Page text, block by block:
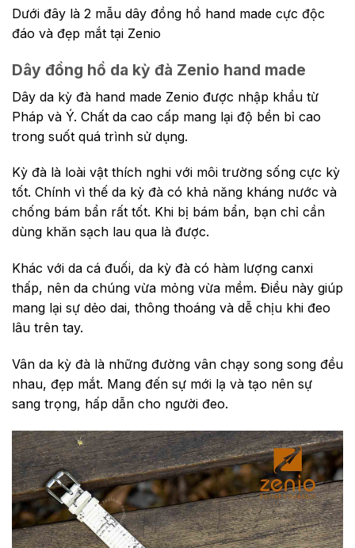
Dưới đây là 2 mẫu dây đồng hồ hand made cực độc
đáo và đẹp mắt tại Zenio
Dây đồng hồ da kỳ đà Zenio hand made
Dây da kỳ đà hand made Zenio được nhập khẩu từ
Pháp và Ý. Chất da cao cấp mang lại độ bền bỉ cao
trong suốt quá trình sử dụng.
Kỳ đà là loài vật thích nghi với môi trường sống cực kỳ
tốt. Chính vì thế da kỳ đà có khả năng kháng nước và
chống bám bẩn rất tốt. Khi bị bám bẩn, bạn chỉ cần
dùng khăn sạch lau qua là được.
Khác với da cá đuối, da kỳ đà có hàm lượng canxi
thấp, nên da chúng vừa mỏng vừa mềm. Điều này giúp
mang lại sự dẻo dai, thông thoáng và dễ chịu khi đeo
lâu trên tay.
Vân da kỳ đà là những đường vân chạy song song đều
nhau, đẹp mắt. Mang đến sự mới lạ và tạo nên sự
sang trọng, hấp dẫn cho người đeo.